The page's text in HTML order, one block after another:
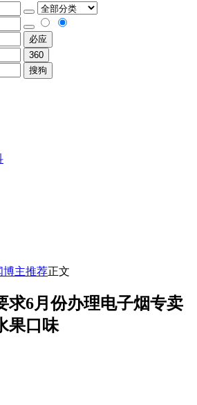
必应
360
搜狗
博主推荐正文
求6月份办理电子烟专卖
果口味